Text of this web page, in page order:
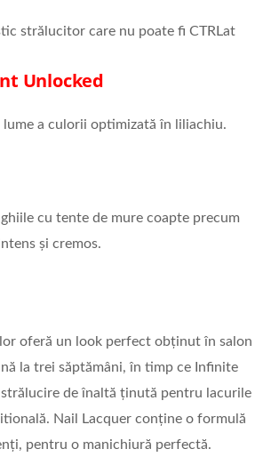
strălucitor care nu poate fi CTRLat
Unlocked
lume a culorii optimizată în liliachiu.
cu tente de mure coapte precum
și cremos.
oferă un look perfect obținut în salon
la trei săptămâni, în timp ce Infinite
strălucire de înaltă ținută pentru lacurile
Nail Lacquer conține o formulă
pentru o manichiură perfectă.